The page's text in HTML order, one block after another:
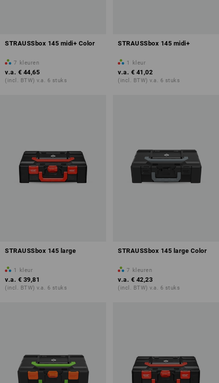
STRAUSSbox 145 midi+ Color
7 kleuren
v.a. € 44,65
(incl. BTW) v.a. 6 stuks
STRAUSSbox 145 midi+
1 kleur
v.a. € 41,02
(incl. BTW) v.a. 6 stuks
STRAUSSbox 145 large
1 kleur
v.a. € 39,81
(incl. BTW) v.a. 6 stuks
STRAUSSbox 145 large Color
7 kleuren
v.a. € 42,23
(incl. BTW) v.a. 6 stuks